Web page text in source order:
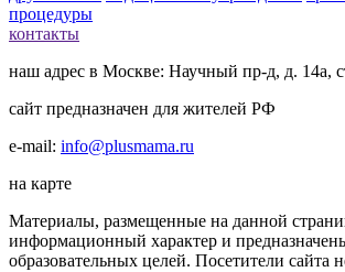
процедуры
контакты
наш адрес в Москве: Научный пр-д, д. 14а,
сайт предназначен для жителей РФ
e-mail: info@plusmama.ru
на карте
Материалы, размещенные на данной
информационный характер и
образовательных целей. Посетители сайта